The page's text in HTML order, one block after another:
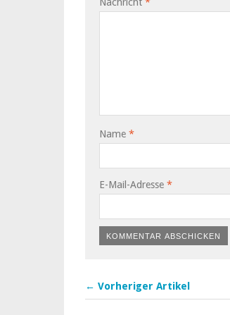
Name *
E-Mail-Adresse *
← Vorheriger Artikel